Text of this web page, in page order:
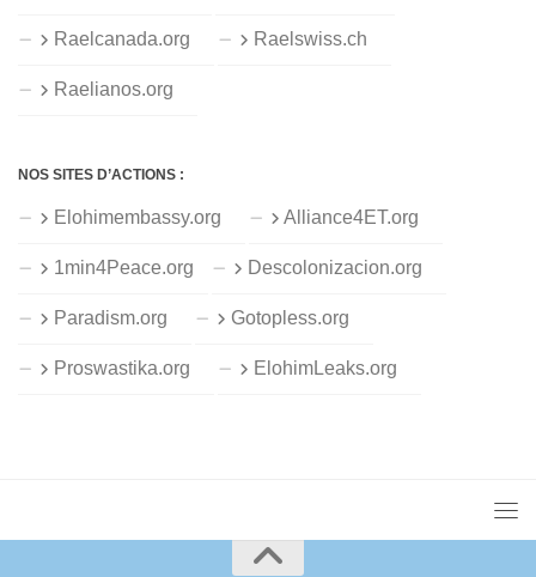
Raelcanada.org Raelswiss.ch
Raelianos.org
NOS SITES D’ACTIONS :
Elohimembassy.org Alliance4ET.org
1min4Peace.org Descolonizacion.org
Paradism.org Gotopless.org
Proswastika.org ElohimLeaks.org